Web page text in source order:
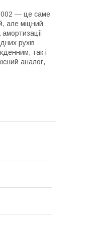
002 — це саме
але міцний
рухів
так і
аналог,